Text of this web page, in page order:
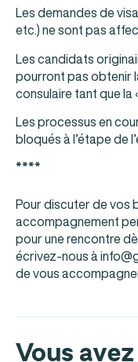
Les demandes de visa
etc.) ne sont pas
Les candidats
pourront pas obtenir
consulaire tant que la
Les processus en
bloqués à l’étape de
****
Pour discuter de vos
accompagnement
pour une rencontre
écrivez‑nous à
de vous
Vous